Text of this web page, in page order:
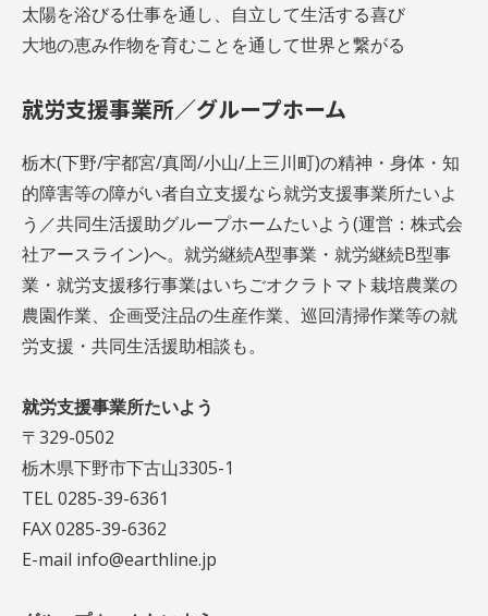
太陽を浴びる仕事を通し、自立して生活する喜び
大地の恵み作物を育むことを通して世界と繋がる
就労支援事業所／グループホーム
栃木(下野/宇都宮/真岡/小山/上三川町)の精神・身体・知
的障害等の障がい者自立支援なら就労支援事業所たいよ
う／共同生活援助グループホームたいよう(運営：株式会
社アースライン)へ。就労継続A型事業・就労継続B型事
業・就労支援移行事業はいちごオクラトマト栽培農業の
農園作業、企画受注品の生産作業、巡回清掃作業等の就
労支援・共同生活援助相談も。
就労支援事業所たいよう
〒329-0502
栃木県下野市下古山3305-1
TEL 0285-39-6361
FAX 0285-39-6362
E-mail info@earthline.jp